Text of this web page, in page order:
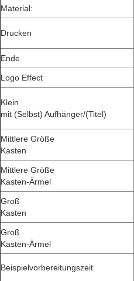
Material:
Drucken
Ende
Logo Effect
Klein
mit (Selbst) Aufhänger/(Titel)
Mittlere Größe
Kasten
Mittlere Größe
Kasten-Ärmel
Groß
Kasten
Groß
Kasten-Ärmel
Beispielvorbereitungszeit